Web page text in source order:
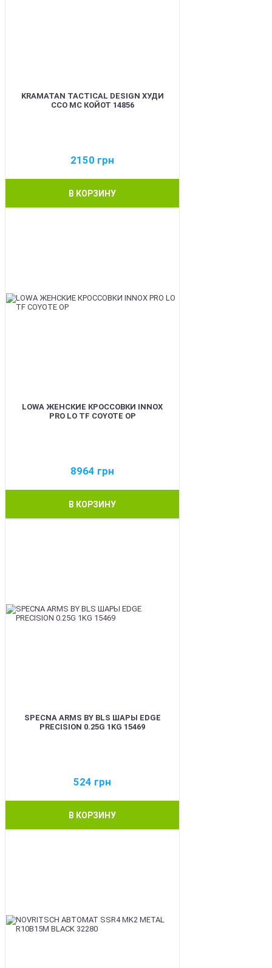
KRAMATAN TACTICAL DESIGN ХУДИ
ССО МС КОЙОТ 14856
2150 грн
В КОРЗИНУ
LOWA ЖЕНСКИЕ КРОССОВКИ INNOX
PRO LO TF COYOTE OP
8964 грн
В КОРЗИНУ
SPECNA ARMS BY BLS ШАРЫ EDGE
PRECISION 0.25G 1KG 15469
524 грн
В КОРЗИНУ